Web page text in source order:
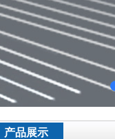
产品展示